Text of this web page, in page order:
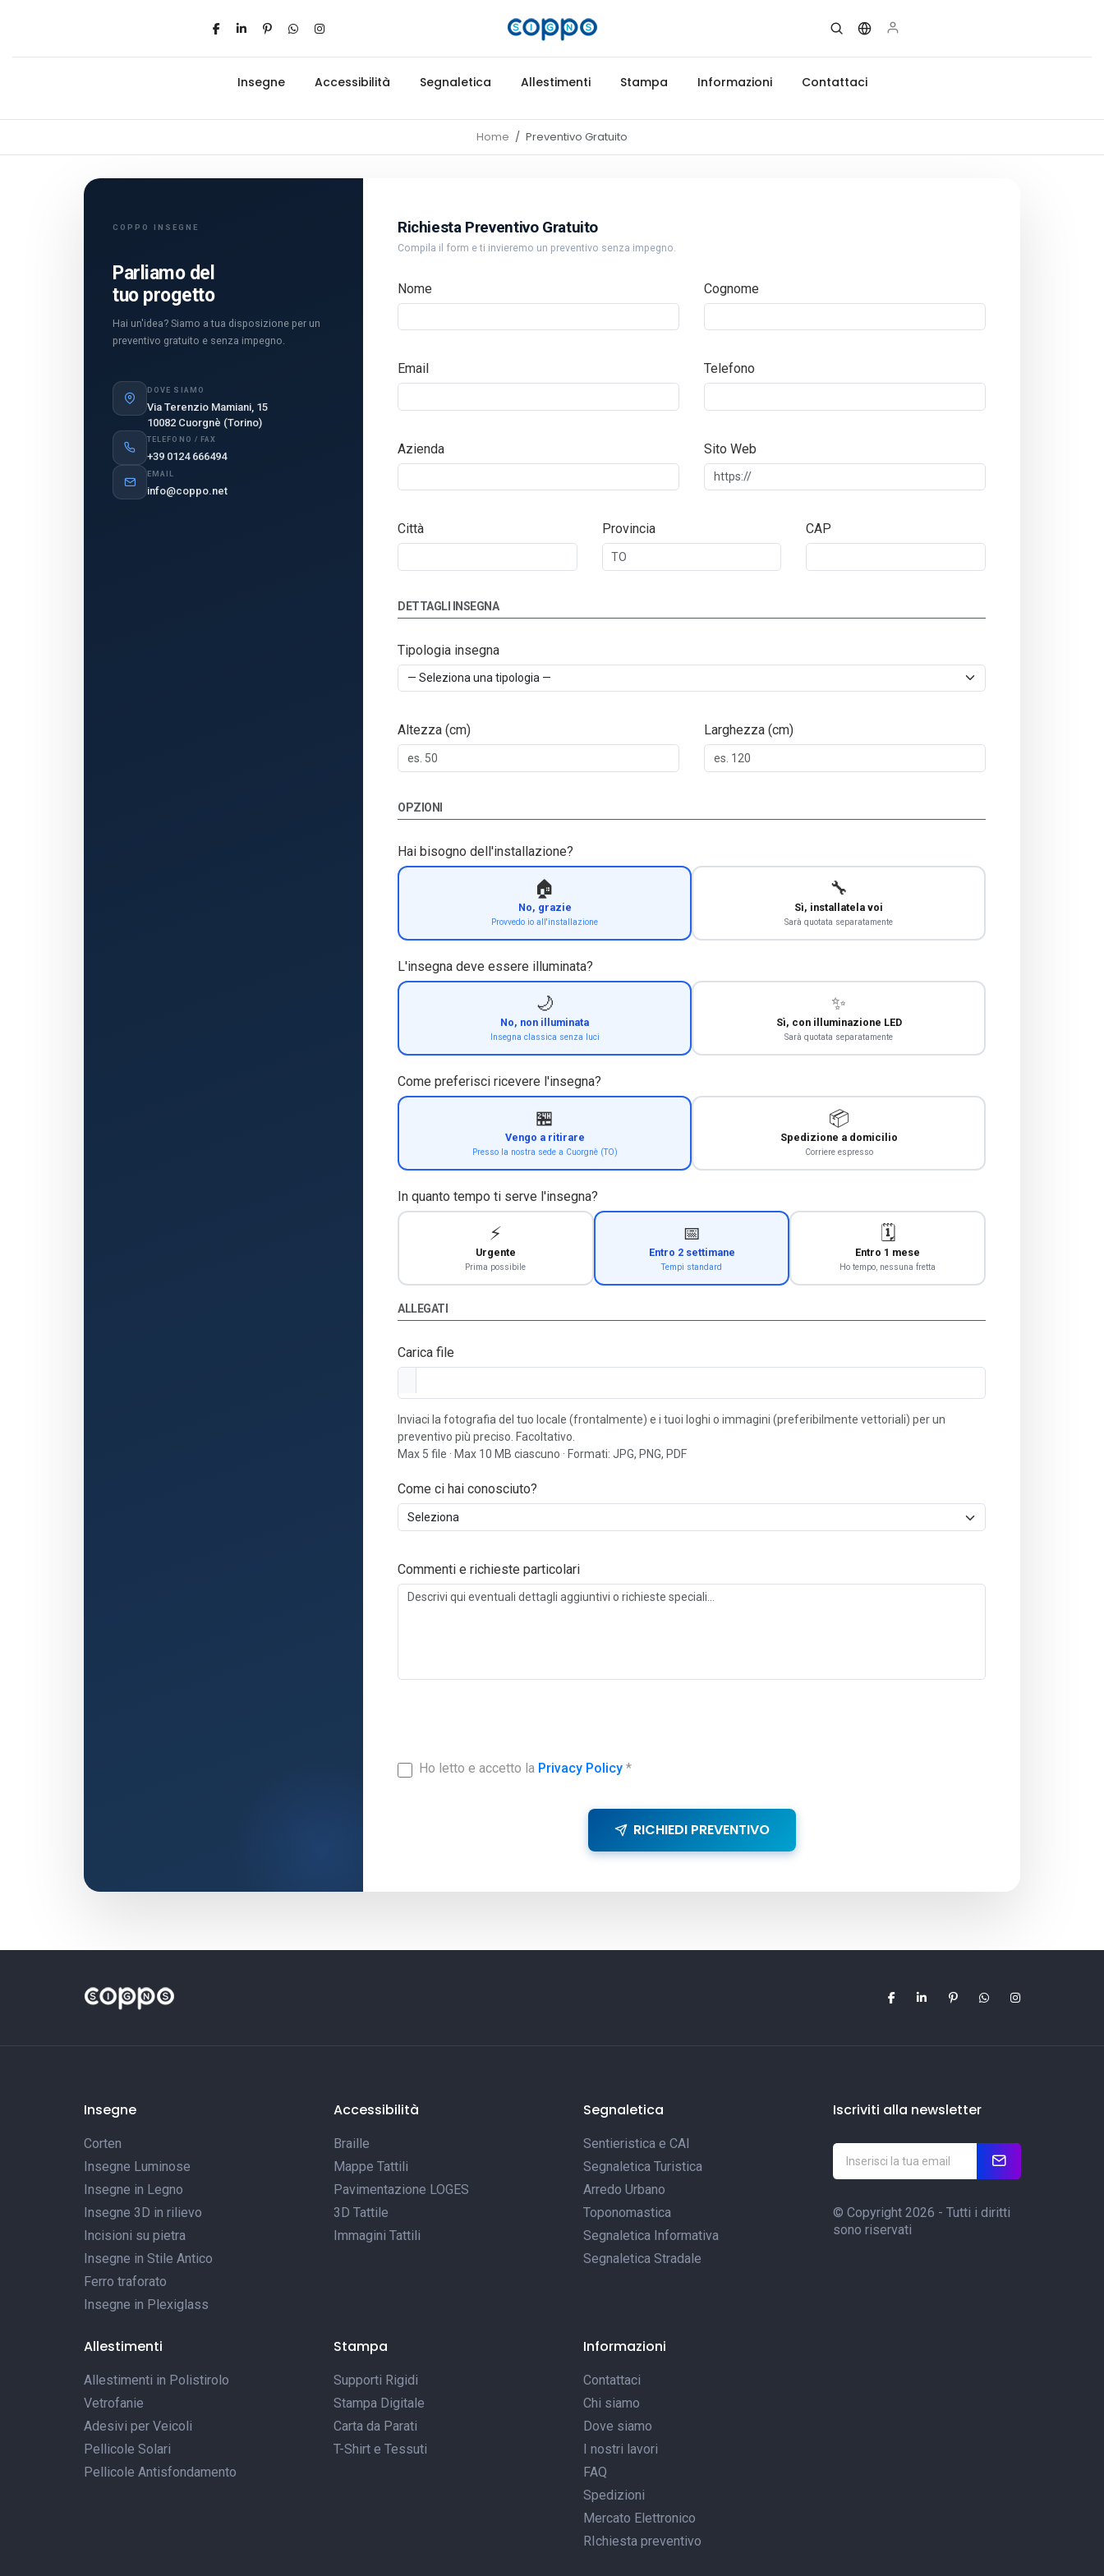
Insegne Accessibilità Segnaletica Allestimenti Stampa Informazioni Contattaci
Home Preventivo Gratuito
COPPO INSEGNE
Parliamo del
tuo progetto
Hai un'idea? Siamo a tua disposizione per un
preventivo gratuito e senza impegno.
DOVE SIAMO
Via Terenzio Mamiani, 15
10082 Cuorgnè (Torino)
TELEFONO / FAX
+39 0124 666494
EMAIL
info@coppo.net
Richiesta Preventivo Gratuito
Compila il form e ti invieremo un preventivo senza impegno.
Nome Cognome
Email Telefono
Azienda Sito Web
Città Provincia CAP
DETTAGLI INSEGNA
Tipologia insegna
Altezza (cm) Larghezza (cm)
OPZIONI
Hai bisogno dell'installazione?
🏠
No, grazie
Provvedo io all'installazione
🔧
Sì, installatela voi
Sarà quotata separatamente
L'insegna deve essere illuminata?
🌙
No, non illuminata
Insegna classica senza luci
✨
Sì, con illuminazione LED
Sarà quotata separatamente
Come preferisci ricevere l'insegna?
🏪
Vengo a ritirare
Presso la nostra sede a Cuorgnè (TO)
📦
Spedizione a domicilio
Corriere espresso
In quanto tempo ti serve l'insegna?
⚡
Urgente
Prima possibile
📅
Entro 2 settimane
Tempi standard
🗓️
Entro 1 mese
Ho tempo, nessuna fretta
ALLEGATI
Carica file
Inviaci la fotografia del tuo locale (frontalmente) e i tuoi loghi o immagini (preferibilmente vettoriali) per un
preventivo più preciso. Facoltativo.
Max 5 file · Max 10 MB ciascuno · Formati: JPG, PNG, PDF
Come ci hai conosciuto?
Commenti e richieste particolari
Ho letto e accetto la Privacy Policy *
RICHIEDI PREVENTIVO
Insegne
Corten
Insegne Luminose
Insegne in Legno
Insegne 3D in rilievo
Incisioni su pietra
Insegne in Stile Antico
Ferro traforato
Insegne in Plexiglass
Accessibilità
Braille
Mappe Tattili
Pavimentazione LOGES
3D Tattile
Immagini Tattili
Segnaletica
Sentieristica e CAI
Segnaletica Turistica
Arredo Urbano
Toponomastica
Segnaletica Informativa
Segnaletica Stradale
Allestimenti
Allestimenti in Polistirolo
Vetrofanie
Adesivi per Veicoli
Pellicole Solari
Pellicole Antisfondamento
Stampa
Supporti Rigidi
Stampa Digitale
Carta da Parati
T-Shirt e Tessuti
Informazioni
Contattaci
Chi siamo
Dove siamo
I nostri lavori
FAQ
Spedizioni
Mercato Elettronico
RIchiesta preventivo
Iscriviti alla newsletter
© Copyright 2026 - Tutti i diritti
sono riservati